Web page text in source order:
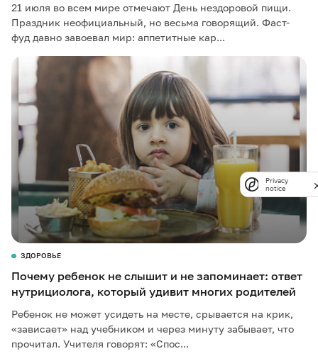
21 июля во всем мире отмечают День нездоровой пищи.
Праздник неофициальный, но весьма говорящий. Фаст-
фуд давно завоевал мир: аппетитные кар...
ЗДОРОВЬЕ
Почему ребенок не слышит и не запоминает: ответ
нутрициолога, который удивит многих родителей
Ребенок не может усидеть на месте, срывается на крик,
«зависает» над учебником и через минуту забывает, что
прочитал. Учителя говорят: «Спос...
Privacy
notice